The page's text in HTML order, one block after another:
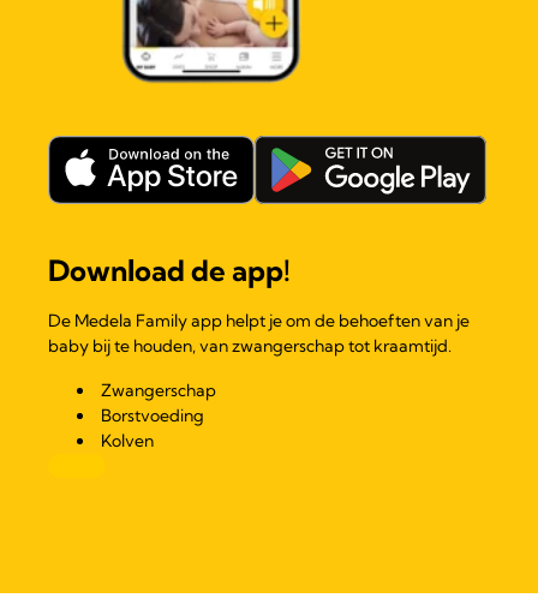
Download de app!
De Medela Family app helpt je om de behoeften van je
baby bij te houden, van zwangerschap tot kraamtijd.
Zwangerschap
Borstvoeding
Kolven